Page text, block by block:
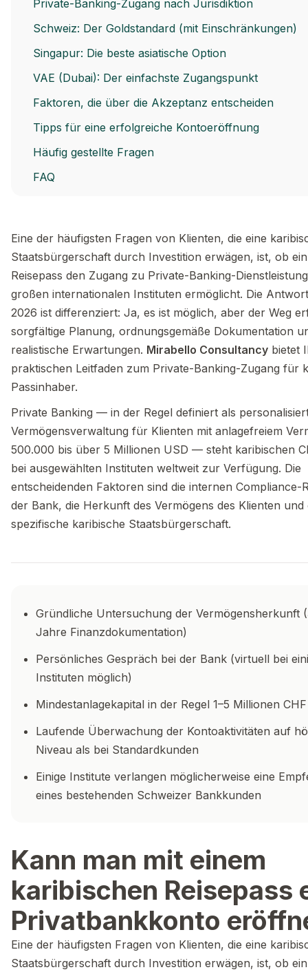
Private-Banking-Zugang nach Jurisdiktion
Schweiz: Der Goldstandard (mit Einschränkungen)
Singapur: Die beste asiatische Option
VAE (Dubai): Der einfachste Zugangspunkt
Faktoren, die über die Akzeptanz entscheiden
Tipps für eine erfolgreiche Kontoeröffnung
Häufig gestellte Fragen
FAQ
Eine der häufigsten Fragen von Klienten, die eine
Staatsbürgerschaft durch Investition erwägen, ist, ob
Reisepass den Zugang zu Private-Banking-
großen internationalen Instituten ermöglicht. Die
2026 ist differenziert: Ja, es ist möglich, aber der Weg
sorgfältige Planung, ordnungsgemäße Dokumentation
realistische Erwartungen. Mirabello Consultancy bietet
praktischen Leitfaden zum Private-Banking-Zugang für
Passinhaber.
Private Banking — in der Regel definiert als
Vermögensverwaltung für Klienten mit anlagefreiem
500.000 bis über 5 Millionen USD — steht karibischen
bei ausgewählten Instituten weltweit zur Verfügung. Die
entscheidenden Faktoren sind die internen Compliance-
der Bank, die Herkunft des Vermögens des Klienten und
spezifische karibische Staatsbürgerschaft.
Gründliche Untersuchung der Vermögensherkunft
Jahre Finanzdokumentation)
Persönliches Gespräch bei der Bank (virtuell bei
Instituten möglich)
Mindestanlagekapital in der Regel 1–5 Millionen CHF
Laufende Überwachung der Kontoaktivitäten auf
Niveau als bei Standardkunden
Einige Institute verlangen möglicherweise eine
eines bestehenden Schweizer Bankkunden
Kann man mit einem
karibischen Reisepass
Privatbankkonto
Eine der häufigsten Fragen von Klienten, die eine
Staatsbürgerschaft durch Investition erwägen, ist, ob